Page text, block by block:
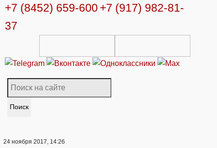
+7 (8452) 659-600 +7 (917) 982-81-
37
Поиск
24 ноября 2017, 14:26